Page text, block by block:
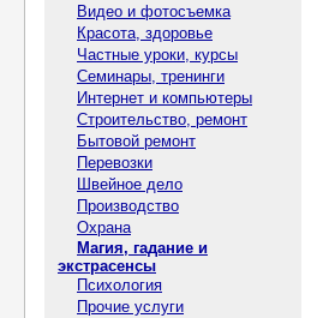
Видео и фотосъемка
Красота, здоровье
Частные уроки, курсы
Семинары, тренинги
Интернет и компьютеры
Строительство, ремонт
Бытовой ремонт
Перевозки
Швейное дело
Производство
Охрана
Магия, гадание и
экстрасенсы
Психология
Прочие услуги